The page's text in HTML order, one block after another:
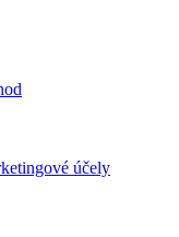
účely